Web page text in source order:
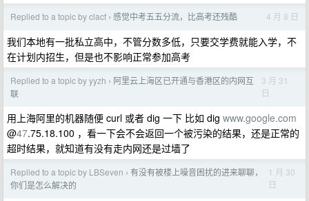
Replied to a topic by clacf › 感觉中考五五分流，比高考还残酷 4 月 8 日
我们本地有一批私立高中，不管分数多低，只要交学费就能入学，不
在计划内招生，但是也不影响正常参加高考
Replied to a topic by yyzh › 阿里云上海区已开通与香港区的内网互
联
3 月 31
日
用上海阿里的机器随便 curl 或者 dig 一下 比如 dig www.google.com
@47.75.18.100 ，看一下会不会返回一个被污染的结果，还是正常的
超时结果，就知道有没有走内网还是过墙了
Replied to a topic by LBSeven › 有没有被楼上噪音困扰的进来聊聊，
你们是怎么解决的
1 月 30
日